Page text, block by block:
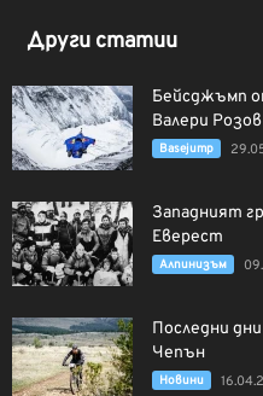
Други статии
Бейсджъмп
Валери Розов
Basejump
Западният
Еверест
Алпинизъм
Последни
Чепън
Новини